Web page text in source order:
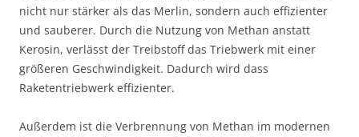
nicht nur stärker als das Merlin, sondern auch effizienter
und sauberer. Durch die Nutzung von Methan anstatt
Kerosin, verlässt der Treibstoff das Triebwerk mit einer
größeren Geschwindigkeit. Dadurch wird dass
Raketentriebwerk effizienter.
Außerdem ist die Verbrennung von Methan im modernen